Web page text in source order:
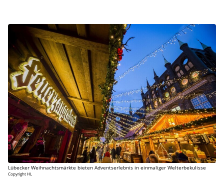
Lübecker Weihnachtsmärkte bieten Adventserlebnis in einmaliger Welterbekulisse
Copyright HL